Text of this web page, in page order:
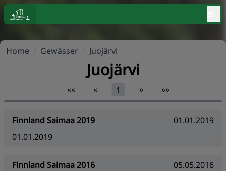
Home Gewässer Juojärvi
Juojärvi
«« « 1 » »»
Finnland Saimaa 2019
01.01.2019
01.01.2019
Finnland Saimaa 2016
05.05.2016